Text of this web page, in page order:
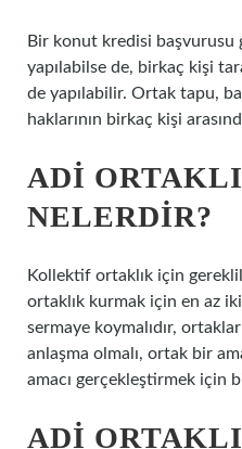
Bir konut kredisi başvurusu
yapılabilse de, birkaç kişi
de yapılabilir. Ortak tapu,
haklarının birkaç kişi
ADI
NELERDIR?
Kollektif ortaklık için
ortaklık kurmak için en az
sermaye koymalıdır, ortaklar
anlaşma olmalı, ortak bir
amacı gerçekleştirmek için
ADI